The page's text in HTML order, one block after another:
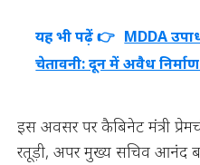
यह भी पढ़ें 👉 MDDA
चेतावनी: दून में अवैध
इस अवसर पर कैबिनेट मंत्री
रतूड़ी, अपर मुख्य सचिव आनंद